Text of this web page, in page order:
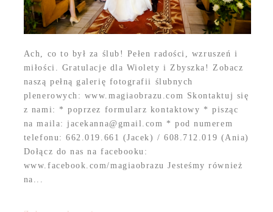
Ach, co to był za ślub! Pełen radości, wzruszeń i
miłości. Gratulacje dla Wiolety i Zbyszka! Zobacz
naszą pełną galerię fotografii ślubnych
plenerowych: www.magiaobrazu.com Skontaktuj się
z nami: * poprzez formularz kontaktowy * pisząc
na maila: jacekanna@gmail.com * pod numerem
telefonu: 662.019.661 (Jacek) / 608.712.019 (Ania)
Dołącz do nas na facebooku:
www.facebook.com/magiaobrazu Jesteśmy również
na...